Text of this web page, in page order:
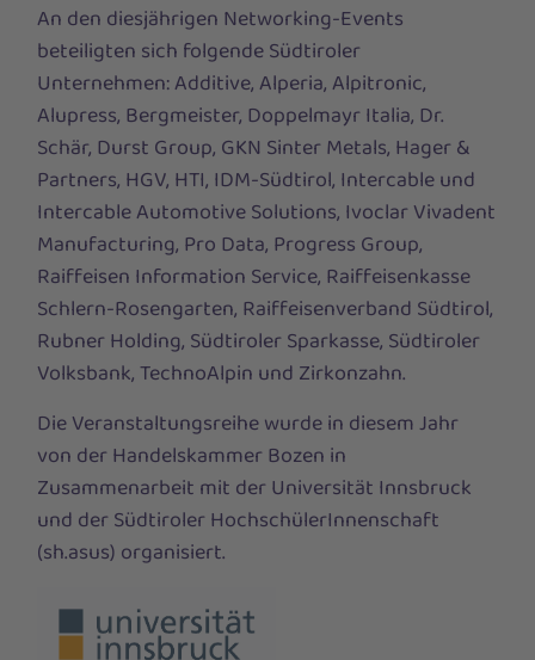
An den diesjährigen Networking-Events
beteiligten sich folgende Südtiroler
Unternehmen: Additive, Alperia, Alpitronic,
Alupress, Bergmeister, Doppelmayr Italia, Dr.
Schär, Durst Group, GKN Sinter Metals, Hager &
Partners, HGV, HTI, IDM-Südtirol, Intercable und
Intercable Automotive Solutions, Ivoclar Vivadent
Manufacturing, Pro Data, Progress Group,
Raiffeisen Information Service, Raiffeisenkasse
Schlern-Rosengarten, Raiffeisenverband Südtirol,
Rubner Holding, Südtiroler Sparkasse, Südtiroler
Volksbank, TechnoAlpin und Zirkonzahn.
Die Veranstaltungsreihe wurde in diesem Jahr
von der Handelskammer Bozen in
Zusammenarbeit mit der Universität Innsbruck
und der Südtiroler HochschülerInnenschaft
(sh.asus) organisiert.